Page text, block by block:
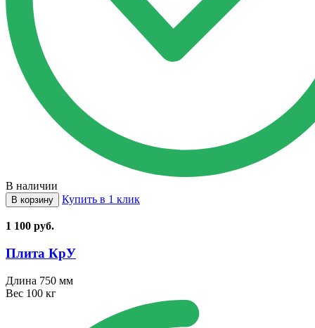
В наличии
В корзину Купить в 1 клик
1 100 руб.
Плита КрУ
Длина 750 мм
Вес 100 кг